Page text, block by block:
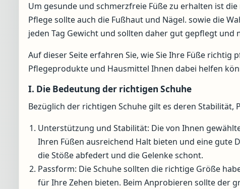
Um gesunde und schmerzfreie Füße zu erhalten ist
Pflege sollte auch die Fußhaut und Nägel. sowie die
jeden Tag Gewicht und sollten daher gut gepflegt und
Auf dieser Seite erfahren Sie, wie Sie Ihre Füße richtig
Pflegeprodukte und Hausmittel Ihnen dabei helfen
I. Die Bedeutung der richtigen Schuhe
Bezüglich der richtigen Schuhe gilt es deren
Unterstützung und Stabilität: Die von Ihnen
Ihren Füßen ausreichend Halt bieten und eine gute
die Stöße abfedert und die Gelenke schont.
Passform: Die Schuhe sollten die richtige Größe
für Ihre Zehen bieten. Beim Anprobieren sollte der